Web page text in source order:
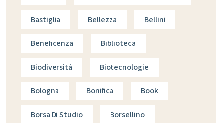
Bastiglia Bellezza Bellini
Beneficenza Biblioteca
Biodiversità Biotecnologie
Bologna Bonifica Book
Borsa Di Studio Borsellino